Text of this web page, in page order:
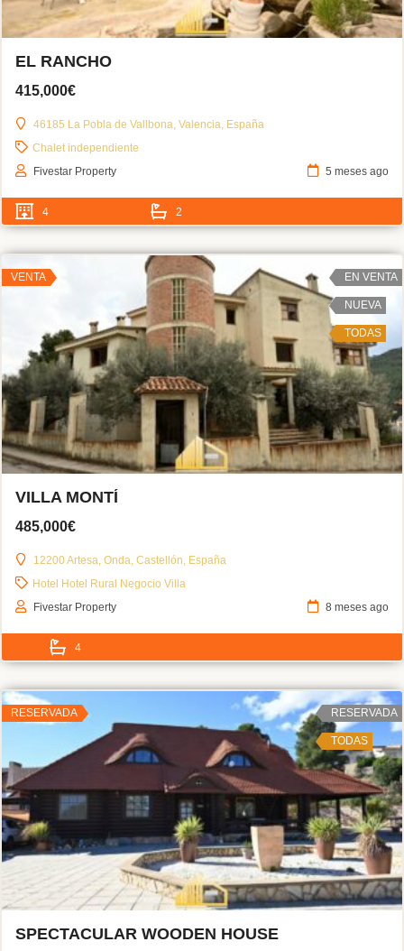
EL RANCHO
415,000€
46185 La Pobla de Vallbona, Valencia, España
Chalet independiente
Fivestar Property
5 meses ago
4 2
VENTA EN VENTA
NUEVA
TODAS
VILLA MONTÍ
485,000€
12200 Artesa, Onda, Castellón, España
Hotel
Hotel Rural Negocio Villa
Fivestar Property
8 meses ago
4
RESERVADA RESERVADA
TODAS
SPECTACULAR WOODEN HOUSE